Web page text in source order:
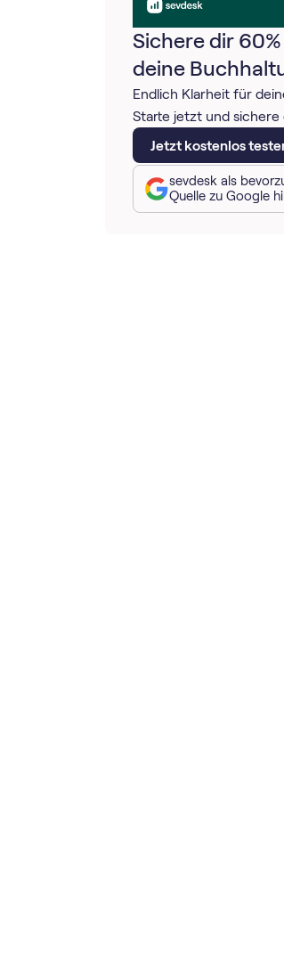
Sichere dir
deine
Endlich Klarheit für
Starte jetzt und sichere
Jetzt kostenlos
sevdesk als
Quelle zu Google